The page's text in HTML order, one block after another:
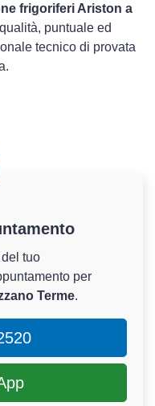
frigoriferi Ariston a
puntuale ed
tecnico di provata
tuo
per
Terme.